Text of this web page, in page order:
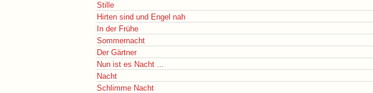
Stille
Hirten sind und Engel nah
In der Frühe
Sommernacht
Der Gärtner
Nun ist es Nacht ...
Nacht
Schlimme Nacht